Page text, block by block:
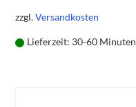
zzgl.Versandkosten
Lieferzeit: 30-60 Minuten